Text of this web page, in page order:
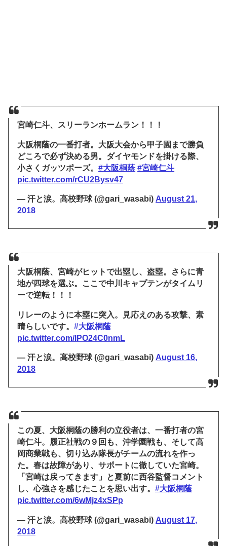
宮崎仁斗、スリーランホームラン！！！
大阪桐蔭の一番打者。大阪大会から甲子園まで勝負
どころで必ず決める男。ダイヤモンドを掛ける際、
小さくガッツポーズ。#大阪桐蔭 #宮崎仁斗
pic.twitter.com/rCU2Bysv47
— 汗と涙。高校野球 (@gari_wasabi) August 21,
2018
大阪桐蔭、宮崎がヒットで出塁し、盗塁。さらに青
地が四球を選ぶ。ここで中川キャプテンがタイムリ
ーで逆転！！！
リレーのように本塁に突入。見応えのある攻撃、素
晴らしいです。#大阪桐蔭
pic.twitter.com/IPO24C0nmL
— 汗と涙。高校野球 (@gari_wasabi) August 16,
2018
この夏、大阪桐蔭の勝利の立役者は、一番打者の宮
崎仁斗。履正社戦の９回も、沖学園戦も、そして高
岡商業戦も、切り込み隊長がチームの流れを作っ
た。春は故障があり、サポートに徹していた宮崎。
「宮崎は戻ってきます」と夏前に西谷監督コメント
し、心強さを感じたことを思い出す。#大阪桐蔭
pic.twitter.com/6wMjz4xSPp
— 汗と涙。高校野球 (@gari_wasabi) August 17,
2018